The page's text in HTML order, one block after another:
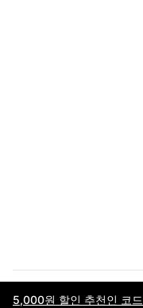
5,000원 할인 추천인 코드